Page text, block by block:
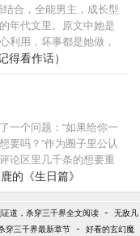
合，全能男主，成长型
年代文里。原文中她是
利用，坏事都是她做，
表，而她被万人嫌。月
主交恶，顺便离她远远
于飞船失事，莫名来到
的存在就是给男女主当
的仇非决定跑路，这备
得看作话）
一个问题：“如果给你一
要吗？”作为圈子里公认
论区里几千条的想要重
想”，并配上了银行卡里
刻......他重生了！……本
孩别浪费》、《谁说我
、《浪子把头都浪掉
的《生日篇》
道，杀穿三千界全文阅读 - 无敌凡
穿三千界最新章节 - 好看的玄幻魔